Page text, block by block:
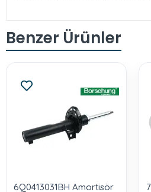
Benzer Ürünler
6Q0413031BH Amortisör